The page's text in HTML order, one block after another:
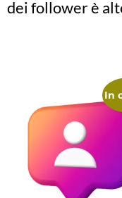
dei follower è
In